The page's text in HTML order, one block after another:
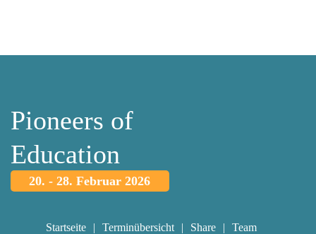
Pioneers of
Education
20. - 28. Februar 2026
Startseite Terminübersicht Share
Team